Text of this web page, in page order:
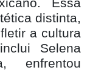
distinta,
a cultura
Selena
enfrentou